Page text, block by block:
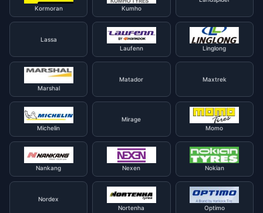
Kormoran Kumho
Lassa
Laufenn
Linglong
Marshal
Matador Maxtrek
Michelin
Mirage
Momo
Nankang Nexen Nokian
Nordex
Nortenha
Optimo